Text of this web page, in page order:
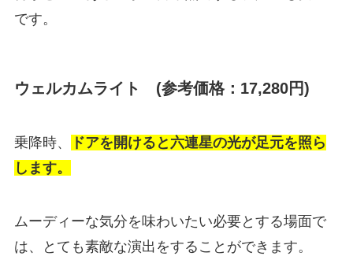
です。
ウェルカムライト (参考価格：17,280円)
乗降時、
ドアを開けると六連星の光が足元を照ら
します。
ムーディーな気分を味わいたい必要とする場面で
は、とても素敵な演出をすることができます。